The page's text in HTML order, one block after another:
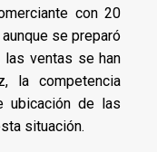
con 20
se preparó
las ventas se han
la competencia
ubicación de las
situación.